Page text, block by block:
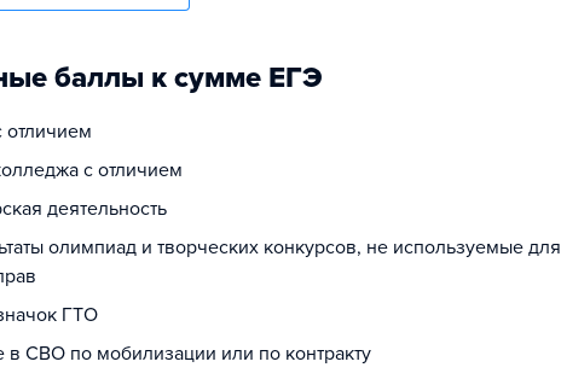
баллы к сумме ЕГЭ
отличием
с отличием
деятельность
олимпиад и творческих конкурсов, не используемые для
ГТО
в СВО по мобилизации или по контракту